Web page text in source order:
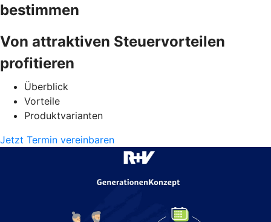
bestimmen
Von attraktiven Steuervorteilen
profitieren
Überblick
Vorteile
Produktvarianten
Jetzt Termin vereinbaren